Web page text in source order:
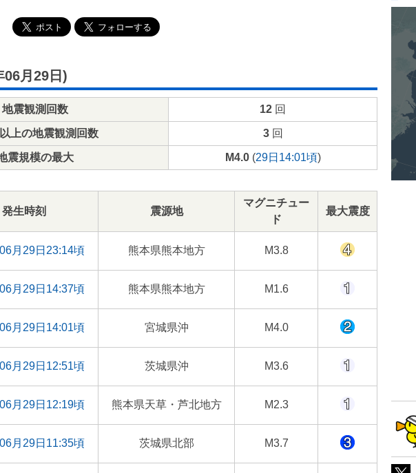
06月29日)
地震観測回数 12 回
上の地震観測回数 3回
震規模の最大 M4.0(29日14:01頃)
発生時刻 震源地
マグニチュー
ド
最大震度
月29日23:14頃 熊本県熊本地方 M3.8
月29日14:37頃 熊本県熊本地方 M1.6
月29日14:01頃 宮城県沖 M4.0
月29日12:51頃 茨城県沖 M3.6
月29日12:19頃 熊本県天草・芦北地方 M2.3
月29日11:35頃 茨城県北部 M3.7